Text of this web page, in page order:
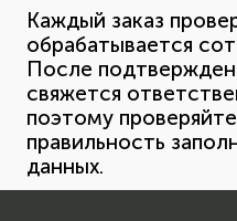
Каждый заказ
обрабатывается
После
свяжется
поэтому
правильность
данных.